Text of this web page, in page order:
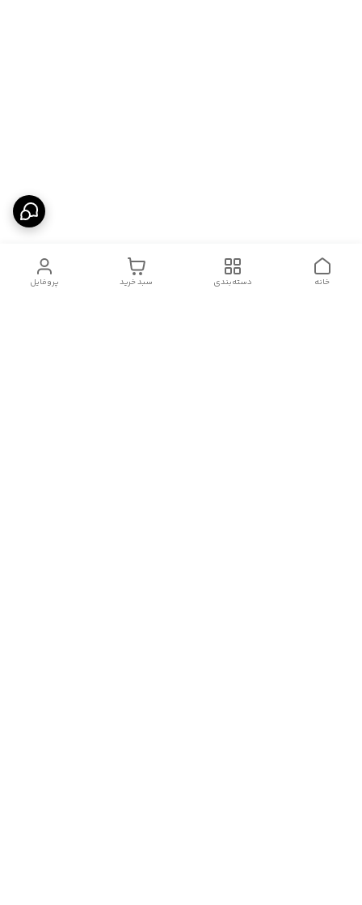
پروفایل سبد خرید دسته‌بندی خانه